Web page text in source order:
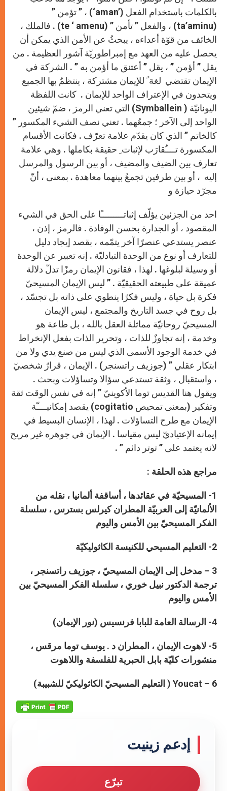
بالكلمات باستخدام الفعل (‘aman’) ، ” تؤمن ”
(
ta’aminu) ، والفعل ” تأمن ” (te ‘ amenu) . فالملك ،
الخائف من قوّة أعداءه ، يبحثُ عن الأمن الذي يمكن أن
يحصل عليه من العهد مع إمبراطوريّة آشور العظيمة . من
يقل ” أؤمن ” ، يقل ” أعتنق ما أؤمن به ” . الشركة في
الإيمان تقتضي لغة ً للإيمان مشتركة ، ينتظمُ بها الجميع
ويتحدون في الإعتراف الواحد للإيمان . كانت اللفظة
اليونانيّة ( Symballein) التي تعني الرمز ، ضمّ شيئين
الواحد إلى الآخر ؛ جمعُهما . تعني نصف الشيء المكسور ”
كالخاتم ” الذي كان يقدّم علامة تعرّف . فكانت الأقسام
المكسورة تــــُقارَب لإثبات ِ حقيقة بكاملها . وهي علامة
تعارف بين الضيف والمضيف ، أو بين الرسول والمرسل
إليه ، أو بين طرفين تجمعُ بينهما معاهدة . بمعنى ، أنّ
مجرّد حيازة و
احد من الجزئين يؤلّف إثباتـــــــــًا على الحق في الشيء
المقصود ، أو الجدارة بحسن الوفادة . فالرمز ، إذن ،
عنصر يستدعي عنصرًا آخر يتمّمه ، بقصد إيجاد دليل
للتعارف أو نوع من الوحدة التبادليّة . إنه تعبير عن الوحدة
أو وسيلة لبلوغها . لهذا ، فقانون الإيمان رمزًا تدلّ دلالة
عميقة على طبيعته الحقيقيّة . ” ليس الإيمان المسيحيّ
فكرة بل حياة ، وليس فكرًا ينطوي على ذاته بل تجسّد ،
بل روح في جسد التاريخ والمجتمع ، ليس الإيمان
المسيحيّ روحانيّة مماثلة العقل بالله ، بل طاعة هو
وخدمة ، إنه تجاوزٌ للذات ، وتحرير الذات بفعل الإنخراط
في خدمة الوجود الأسمى الذي ليس من صنع يدي ولا من
ابتكار عقلي ” (جوزيف راتسنجر) . الإيمان ، قرارٌ شخصيّ
، واستقبال ، وثقة تستدعي سؤالا وتساؤلات وبحث .
ويقول هنا القديس توما الأكوينيّ ” إنه في نفس الوقت ثقة
وتفكير (بمعنى تمحيص cogitatio) يقصد إمكانيــــّة
الإيمان مع طرح التساؤلات . لهذا ، الإنسان البسيط في
إيمانه الإعتياديّ ليس مقياسا . الإيمان في جوهره غير مريح
لانه يعتمد على ” توتر دائم ” .
مراجع هذه الحلقة :
1- المسيحيّة في عقائدها ، أساقفة ألمانيا ، نقله من
الألمانيّة إلى العربيّة المطران كيرلس بسترس ، سلسلة
الفكر المسيحيّ بين الأمس واليوم
2- التعليم المسيحي للكنيسة الكاثوليكيّة
3 – مدخل إلى الإيمان المسيحيّ ، جوزيف راتسنجر ،
ترجمة الدكتور نبيل خوري ، سلسلة الفكر المسيحيّ بين
الأمس واليوم
4- الرسالة العامة للبابا فرنسيس (نور الإيمان)
5- لاهوت الإيمان ، المطران د . يوسف توما مرقس ،
منشورات كليّة بابل الحبرية للفلسفة واللاهوت
6 –
Youcat ( التعليم المسيحيّ الكاثوليكيّ للشبيبة)
إدعم زينيت
تبرّع